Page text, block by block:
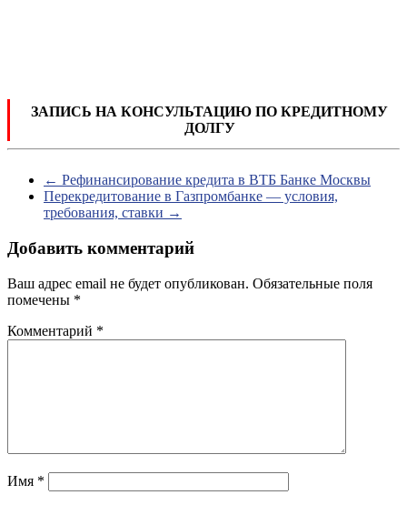
ЗАПИСЬ НА КОНСУЛЬТАЦИЮ ПО КРЕДИТНОМУ
ДОЛГУ
← Рефинансирование кредита в ВТБ Банке Москвы
Перекредитование в Газпромбанке — условия,
требования, ставки →
Добавить комментарий
Ваш адрес email не будет опубликован. Обязательные поля
помечены *
Комментарий *
Имя *